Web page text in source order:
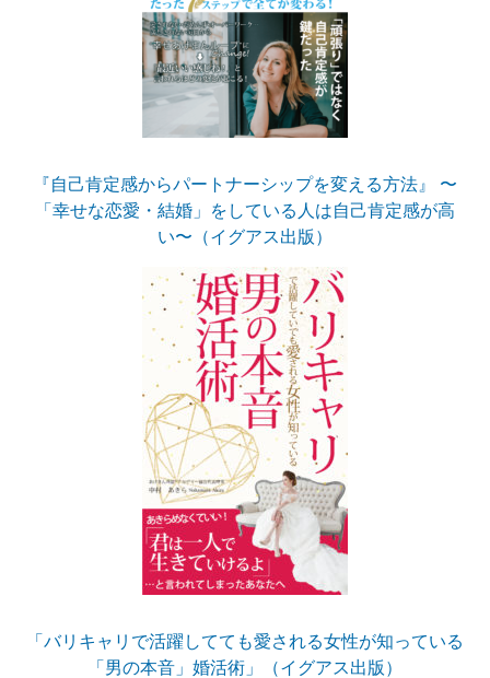
『自己肯定感からパートナーシップを変える方法』 〜
「幸せな恋愛・結婚」をしている人は自己肯定感が高
い〜（イグアス出版）
「バリキャリで活躍してても愛される女性が知っている
「男の本音」婚活術」（イグアス出版）